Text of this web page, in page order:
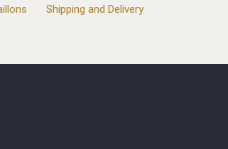
Shipping and Delivery